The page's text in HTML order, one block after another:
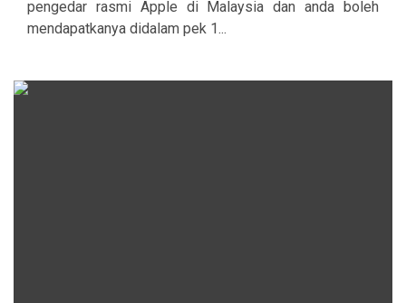
pengedar rasmi Apple di Malaysia dan anda boleh
mendapatkanya didalam pek 1...